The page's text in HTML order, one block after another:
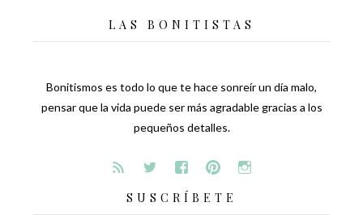
LAS BONITISTAS
Bonitismos es todo lo que te hace sonreír un día malo,
pensar que la vida puede ser más agradable gracias a los
pequeños detalles.
SUSCRÍBETE